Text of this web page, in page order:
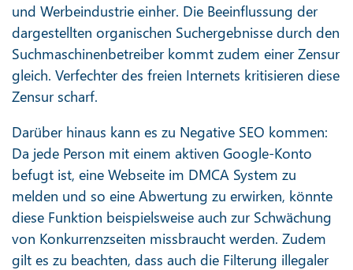
und Werbeindustrie einher. Die Beeinflussung der
dargestellten organischen Suchergebnisse durch den
Suchmaschinenbetreiber kommt zudem einer Zensur
gleich. Verfechter des freien Internets kritisieren diese
Zensur scharf.
Darüber hinaus kann es zu Negative SEO kommen:
Da jede Person mit einem aktiven Google-Konto
befugt ist, eine Webseite im DMCA System zu
melden und so eine Abwertung zu erwirken, könnte
diese Funktion beispielsweise auch zur Schwächung
von Konkurrenzseiten missbraucht werden. Zudem
gilt es zu beachten, dass auch die Filterung illegaler